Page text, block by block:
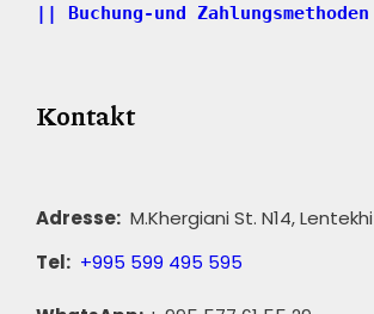
|| Buchung-und Zahlungsmethoden
Kontakt
Adresse: M.Khergiani St. N14, Lentekhi
Tel: +995 599 495 595